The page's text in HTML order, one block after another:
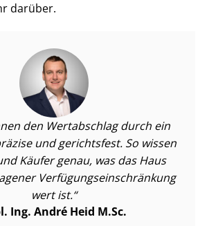
darüber.
den Wertabschlag durch ein
und gerichtsfest. So wissen
Käufer genau, was das Haus
Ver­fü­gungs­ein­schrän­kung
wert ist.
Ing. André Heid M.Sc.